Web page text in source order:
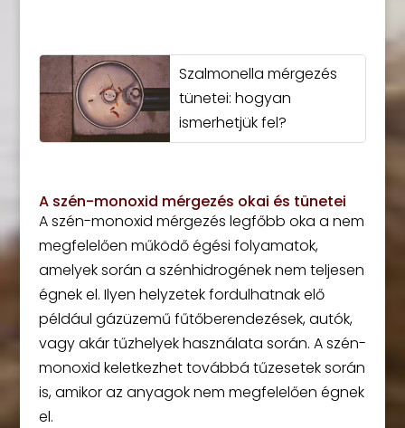
Szalmonella mérgezés
tünetei: hogyan
ismerhetjük fel?
A szén-monoxid mérgezés okai és tünetei
A szén-monoxid mérgezés legfőbb oka a nem
megfelelően működő égési folyamatok,
amelyek során a szénhidrogének nem teljesen
égnek el. Ilyen helyzetek fordulhatnak elő
például gázüzemű fűtőberendezések, autók,
vagy akár tűzhelyek használata során. A szén-
monoxid keletkezhet továbbá tűzesetek során
is, amikor az anyagok nem megfelelően égnek
el.